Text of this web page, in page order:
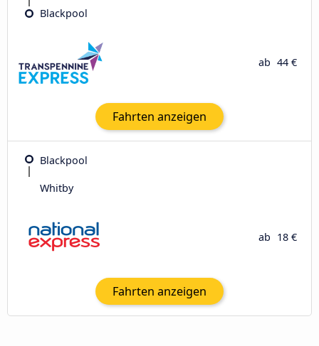
Blackpool
ab 44 €
Fahrten anzeigen
Blackpool
Whitby
ab 18 €
Fahrten anzeigen